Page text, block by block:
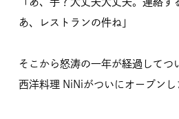
あ、レストランの件ね」
そこから怒涛の一年が経過してつ
西洋料理 NiNiがついにオープンし